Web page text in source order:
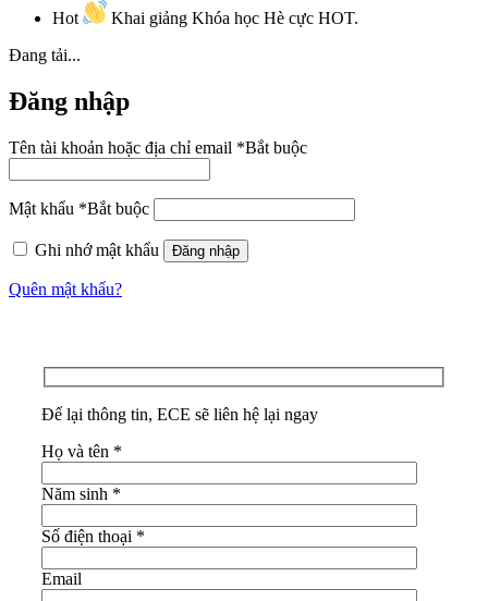
Hot
Khai giảng Khóa học Hè cực HOT.
Đang tải...
Đăng nhập
Tên tài khoản hoặc địa chỉ email *Bắt buộc
Mật khẩu *Bắt buộc
Ghi nhớ mật khẩu Đăng nhập
Quên mật khẩu?
Để lại thông tin, ECE sẽ liên hệ lại ngay
Họ và tên *
Năm sinh *
Số điện thoại *
Email